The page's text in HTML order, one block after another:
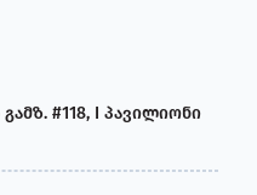
#118, I პავილიონი